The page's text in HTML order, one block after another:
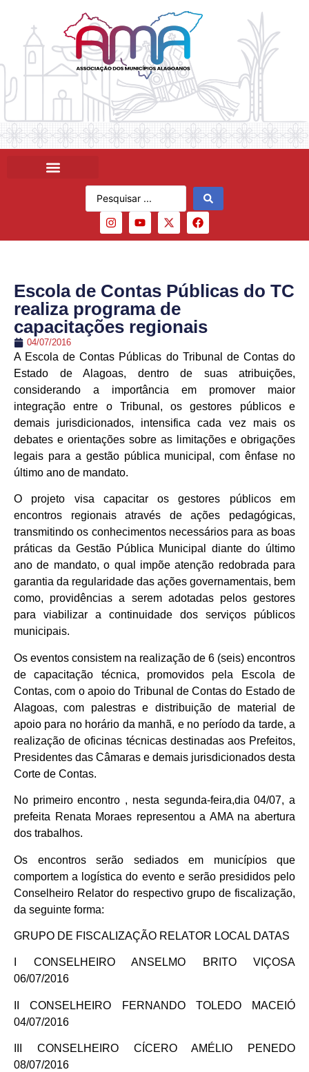
Escola de Contas Públicas do TC
realiza programa de
capacitações regionais
04/07/2016
A Escola de Contas Públicas do Tribunal de Contas do
Estado de Alagoas, dentro de suas atribuições,
considerando a importância em promover maior
integração entre o Tribunal, os gestores públicos e
demais jurisdicionados, intensifica cada vez mais os
debates e orientações sobre as limitações e obrigações
legais para a gestão pública municipal, com ênfase no
último ano de mandato.
O projeto visa capacitar os gestores públicos em
encontros regionais através de ações pedagógicas,
transmitindo os conhecimentos necessários para as boas
práticas da Gestão Pública Municipal diante do último
ano de mandato, o qual impõe atenção redobrada para
garantia da regularidade das ações governamentais, bem
como, providências a serem adotadas pelos gestores
para viabilizar a continuidade dos serviços públicos
municipais.
Os eventos consistem na realização de 6 (seis) encontros
de capacitação técnica, promovidos pela Escola de
Contas, com o apoio do Tribunal de Contas do Estado de
Alagoas, com palestras e distribuição de material de
apoio para no horário da manhã, e no período da tarde, a
realização de oficinas técnicas destinadas aos Prefeitos,
Presidentes das Câmaras e demais jurisdicionados desta
Corte de Contas.
No primeiro encontro , nesta segunda-feira,dia 04/07, a
prefeita Renata Moraes representou a AMA na abertura
dos trabalhos.
Os encontros serão sediados em municípios que
comportem a logística do evento e serão presididos pelo
Conselheiro Relator do respectivo grupo de fiscalização,
da seguinte forma:
GRUPO DE FISCALIZAÇÃO RELATOR LOCAL DATAS
I CONSELHEIRO ANSELMO BRITO VIÇOSA
06/07/2016
II CONSELHEIRO FERNANDO TOLEDO MACEIÓ
04/07/2016
III CONSELHEIRO CÍCERO AMÉLIO PENEDO
08/07/2016